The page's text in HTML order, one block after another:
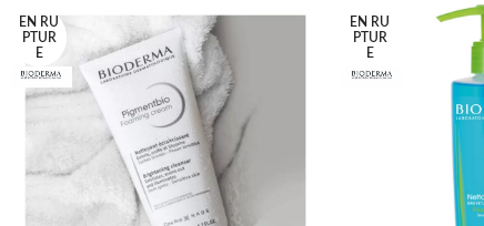
EN RU
PTUR
E
EN RU
PTUR
E